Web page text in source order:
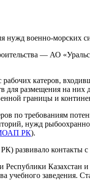
нужд военно-морских
— АО
катеров,
для размещения на
границы и
по требованиям
нужд
МОАП РК).
развивало контакты
учебного заведения.